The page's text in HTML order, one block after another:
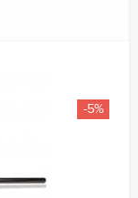
-5%